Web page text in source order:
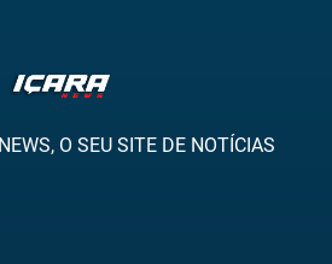
O SEU SITE DE NOTÍCIAS